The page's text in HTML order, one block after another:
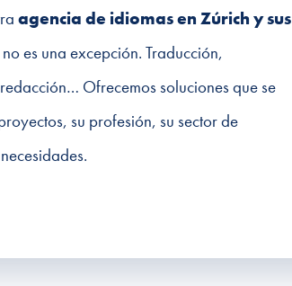
agencia de idiomas en Zúrich y sus
no es una excepción. Traducción,
Ofrecemos soluciones que se
su profesión, su sector de